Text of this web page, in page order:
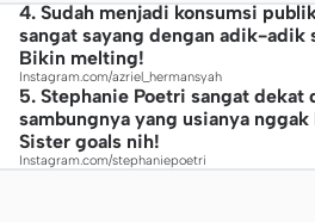
4. Sudah menjadi konsumsi
sangat sayang dengan adik-adik
Bikin melting!
Instagram.com/azriel_hermansyah
5. Stephanie Poetri sangat dekat
sambungnya yang usianya
Sister goals nih!
Instagram.com/stephaniepoetri